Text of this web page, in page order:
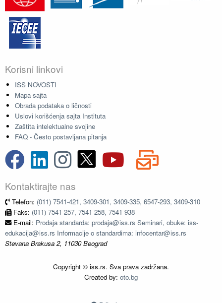
Korisni linkovi
ISS NOVOSTI
Mapa sajta
Obrada podataka o ličnosti
Uslovi korišćenja sajta Instituta
Zaštita intelektualne svojine
FAQ - Često postavljana pitanja
Kontaktirajte nas
Telefon: (011) 7541-421, 3409-301, 3409-335, 6547-293, 3409-310
Faks: (011) 7541-257, 7541-258, 7541-938
E-mail: Prodaja standarda: prodaja@iss.rs Seminari, obuke: iss-
edukacija@iss.rs Informacije o standardima: infocentar@iss.rs
Stevana Brakusa 2, 11030 Beograd
Copyright © iss.rs. Sva prava zadržana.
Created by: oto.bg